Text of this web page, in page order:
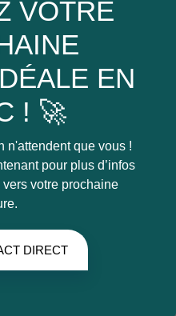
VOTRE
EN
! 🚀
n'attendent que vous !
pour plus d’infos
votre prochaine
DIRECT